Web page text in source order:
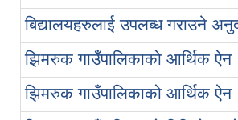
बिद्यालयहरुलाई उपलब्ध गराउने
झिमरुक गाउँपालिकाको आर्थिक
झिमरुक गाउँपालिकाको आर्थिक